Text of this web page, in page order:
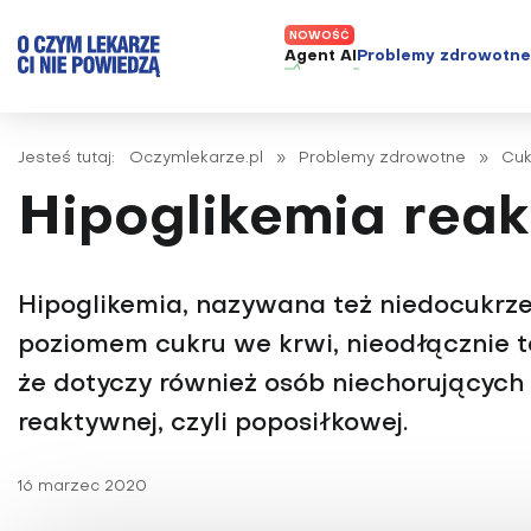
Agent AI Problemy zdrowotne
Astma
Bóle głowy i migreny
Celiakia
Choroba Alzheimera
Nowe
Prawa
Jesteś tutaj: Oczymlekarze.pl » Problemy zdrowotne »
Hipoglikemia
Hipoglikemia, nazywana też
poziomem cukru we krwi, nieodłącznie
że dotyczy również osób
reaktywnej, czyli poposiłkowej.
16 marzec 2020